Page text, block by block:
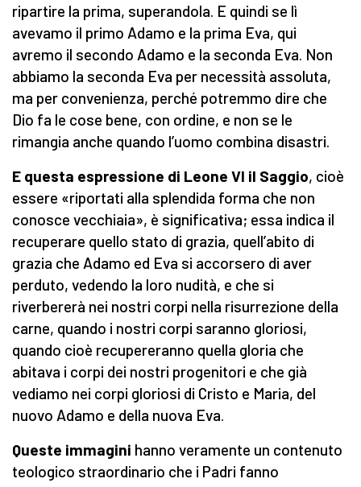
ripartire la prima, superandola. E quindi se lì
avevamo il primo Adamo e la prima Eva, qui
avremo il secondo Adamo e la seconda Eva. Non
abbiamo la seconda Eva per necessità assoluta,
ma per convenienza, perché potremmo dire che
Dio fa le cose bene, con ordine, e non se le
rimangia anche quando l’uomo combina disastri.
E questa espressione di Leone VI il Saggio, cioè
essere «riportati alla splendida forma che non
conosce vecchiaia», è significativa; essa indica il
recuperare quello stato di grazia, quell’abito di
grazia che Adamo ed Eva si accorsero di aver
perduto, vedendo la loro nudità, e che si
riverbererà nei nostri corpi nella risurrezione della
carne, quando i nostri corpi saranno gloriosi,
quando cioè recupereranno quella gloria che
abitava i corpi dei nostri progenitori e che già
vediamo nei corpi gloriosi di Cristo e Maria, del
nuovo Adamo e della nuova Eva.
Queste immagini hanno veramente un contenuto
teologico straordinario che i Padri fanno